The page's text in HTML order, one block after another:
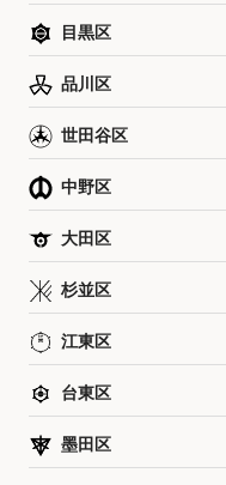
目黒区
品川区
世田谷区
中野区
大田区
杉並区
江東区
台東区
墨田区